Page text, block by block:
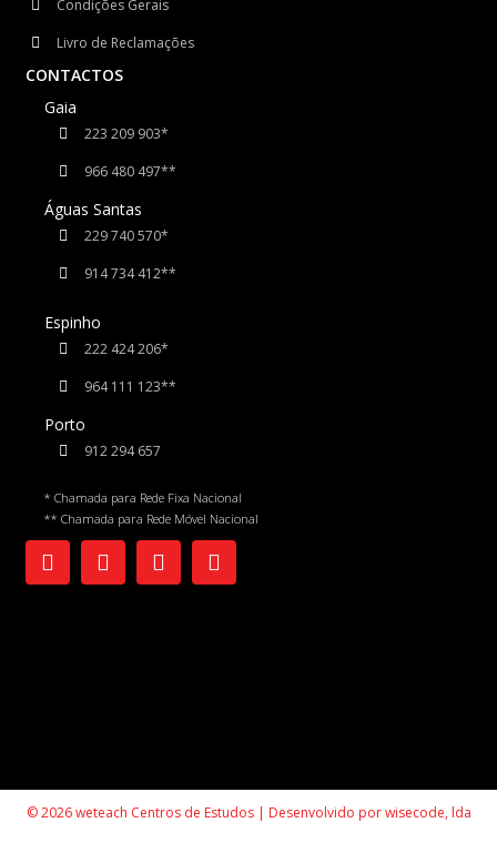
Condições Gerais
Livro de Reclamações
CONTACTOS
Gaia
223 209 903*
966 480 497**
Águas Santas
229 740 570*
914 734 412​**
Espinho
222 424 206*
964 111 123**
Porto
912 294 657
* Chamada para Rede Fixa Nacional
** Chamada para Rede Móvel Nacional
© 2026 weteach Centros de Estudos | Desenvolvido porwisecode, lda